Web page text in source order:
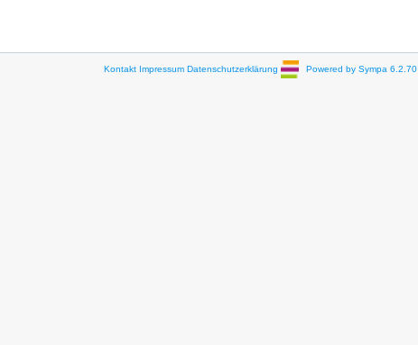
Kontakt Impressum Datenschutzerklärung Powered by Sympa 6.2.70